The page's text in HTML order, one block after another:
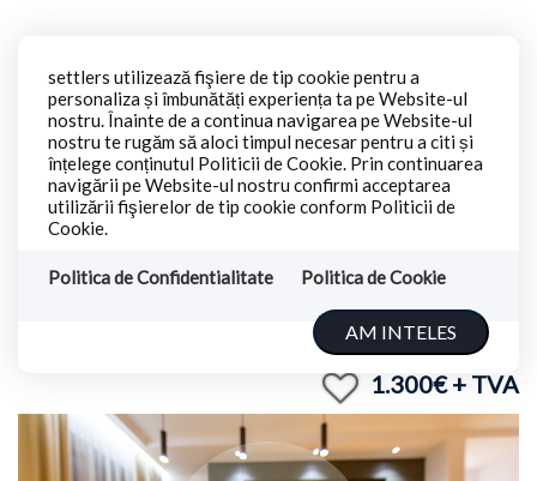
settlers utilizează fişiere de tip cookie pentru a
personaliza și îmbunătăți experiența ta pe Website-ul
nostru. Înainte de a continua navigarea pe Website-ul
nostru te rugăm să aloci timpul necesar pentru a citi și
înțelege conținutul Politicii de Cookie. Prin continuarea
navigării pe Website-ul nostru confirmi acceptarea
utilizării fişierelor de tip cookie conform Politicii de
Cookie.
Politica de Confidentialitate Politica de Cookie
AM INTELES
APARTAMENT 3 CAMERE PREMIUM
CENTRU ISTORIC - COMPLEX CUZA
16
ID: P1218 431
1.300€+ TVA